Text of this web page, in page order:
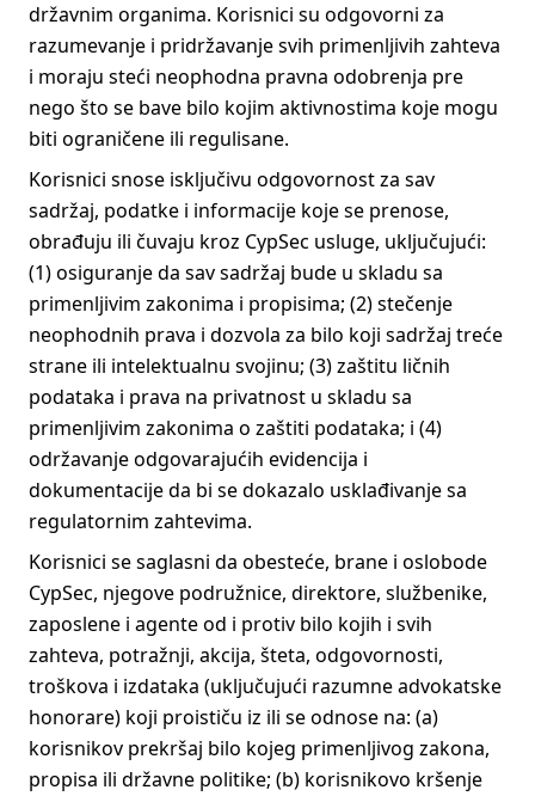
državnim organima. Korisnici su odgovorni za
razumevanje i pridržavanje svih primenljivih zahteva
i moraju steći neophodna pravna odobrenja pre
nego što se bave bilo kojim aktivnostima koje mogu
biti ograničene ili regulisane.
Korisnici snose isključivu odgovornost za sav
sadržaj, podatke i informacije koje se prenose,
obrađuju ili čuvaju kroz CypSec usluge, uključujući:
(1) osiguranje da sav sadržaj bude u skladu sa
primenljivim zakonima i propisima; (2) stečenje
neophodnih prava i dozvola za bilo koji sadržaj treće
strane ili intelektualnu svojinu; (3) zaštitu ličnih
podataka i prava na privatnost u skladu sa
primenljivim zakonima o zaštiti podataka; i (4)
održavanje odgovarajućih evidencija i
dokumentacije da bi se dokazalo usklađivanje sa
regulatornim zahtevima.
Korisnici se saglasni da obesteće, brane i oslobode
CypSec, njegove podružnice, direktore, službenike,
zaposlene i agente od i protiv bilo kojih i svih
zahteva, potražnji, akcija, šteta, odgovornosti,
troškova i izdataka (uključujući razumne advokatske
honorare) koji proističu iz ili se odnose na: (a)
korisnikov prekršaj bilo kojeg primenljivog zakona,
propisa ili državne politike; (b) korisnikovo kršenje